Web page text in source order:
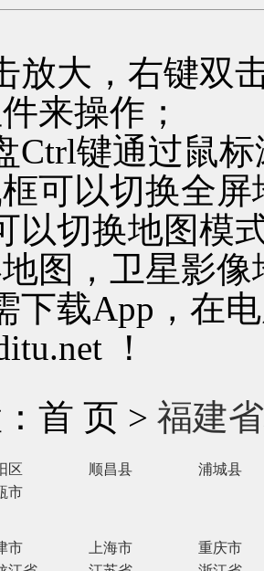
放大，右键双
来操作；
Ctrl键通过鼠
框可以切换全
以切换地图模
图，卫星影像
下载App，在
！
首 页 > 福建
区 顺昌县
浦城县
市
市 上海市
重庆市